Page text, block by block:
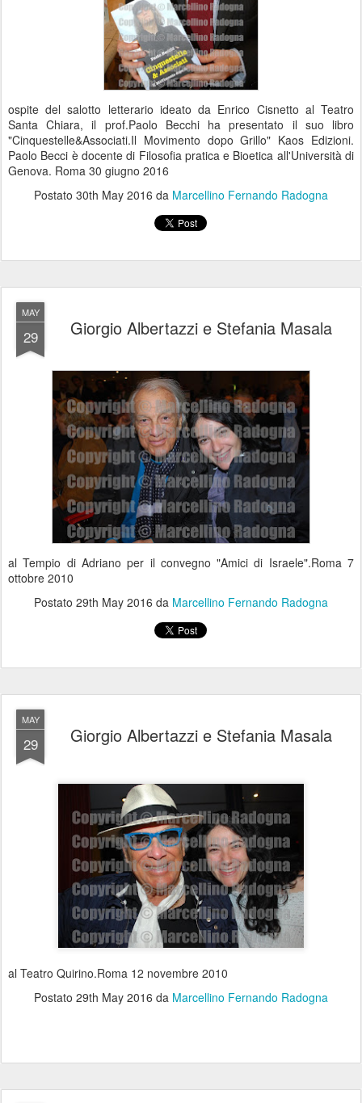
ospite del salotto letterario ideato da Enrico Cisnetto al Teatro
Santa Chiara, il prof.Paolo Becchi ha presentato il suo libro
"Cinquestelle&Associati.Il Movimento dopo Grillo" Kaos Edizioni.
Paolo Becci è docente di Filosofia pratica e Bioetica all'Università di
Genova. Roma 30 giugno 2016
Postato 30th May 2016 da Marcellino Fernando Radogna
MAY
29 Giorgio Albertazzi e Stefania Masala
al Tempio di Adriano per il convegno "Amici di Israele".Roma 7
ottobre 2010
Postato 29th May 2016 da Marcellino Fernando Radogna
MAY
29 Giorgio Albertazzi e Stefania Masala
al Teatro Quirino.Roma 12 novembre 2010
Postato 29th May 2016 da Marcellino Fernando Radogna